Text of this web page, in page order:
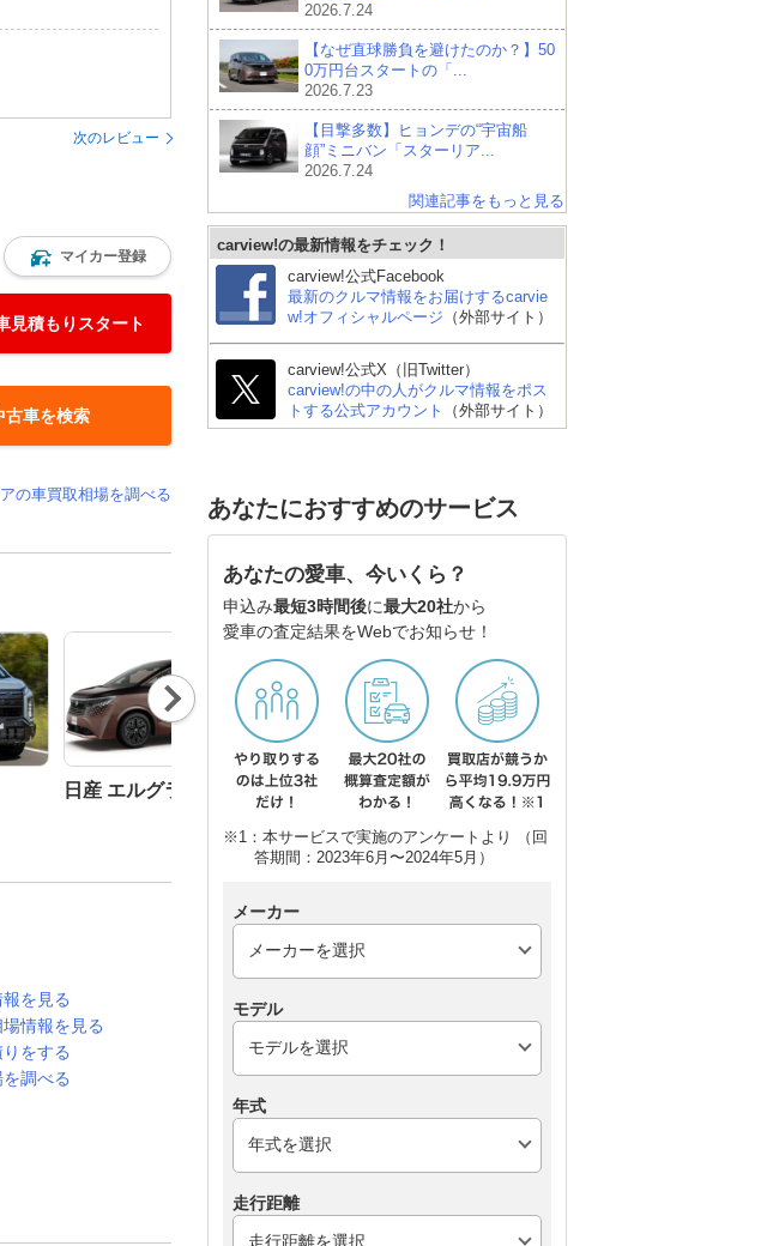
次のレビュー
マイカー登録
見積もりスタート
古車を検索
の車買取相場を調べる
日産 エルグランド ホンダ オデッセイ スズキ エブリイワゴン
Nex
t
を見る
情報を見る
をする
調べる
2026.7.24
【なぜ直球勝負を避けたのか？】50
0万円台スタートの「...
2026.7.23
【目撃多数】ヒョンデの“宇宙船
顔”ミニバン「スターリア...
2026.7.24
関連記事をもっと見る
carview!の最新情報をチェック！
carview!公式Facebook
最新のクルマ情報をお届けするcarvie
w!オフィシャルページ （外部サイト）
carview!公式X（旧Twitter）
carview!の中の人がクルマ情報をポス
トする公式アカウント
（外部サイト）
あなたにおすすめのサービス
あなたの愛車、今いくら？
申込み最短3時間後に最大20社から
愛車の査定結果をWebでお知らせ！
※1：本サービスで実施のアンケートより （回
答期間：2023年6月〜2024年5月）
メーカー
モデル
年式
走行距離